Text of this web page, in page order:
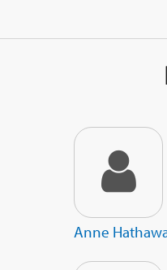
Anne